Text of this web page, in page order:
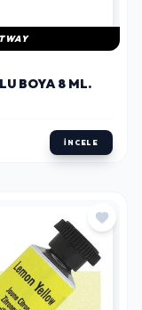
BOYA 8 ML.
İNCELE